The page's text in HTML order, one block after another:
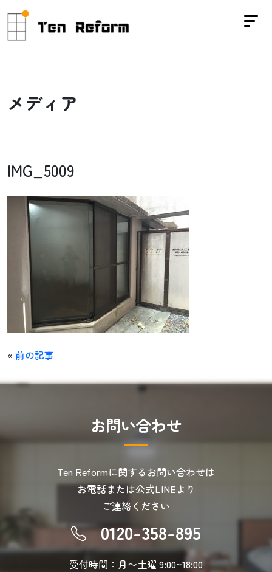
メ ディ ア
IMG_5009
« 前の記事
お問い合わせ
Ten Reformに関するお問い合わせは
お電話または公式LINEより
ご連絡ください
0120-358-895
受付時間：月〜土曜 9:00~18:00